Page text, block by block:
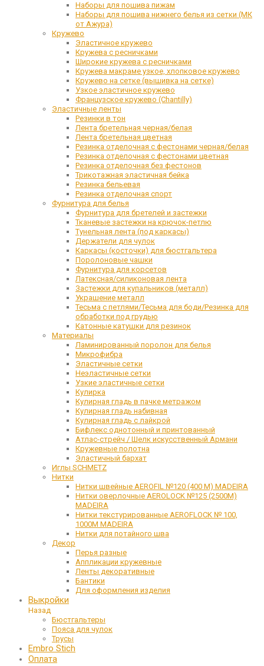
Наборы для пошива пижам
Наборы для пошива нижнего белья из сетки (МК
от Ажура)
Кружево
Эластичное кружево
Кружева с ресничками
Широкие кружева с ресничками
Кружева макраме узкое, хлопковое кружево
Кружево на сетке (вышивка на сетке)
Узкое эластичное кружево
Французское кружево (Chantilly)
Эластичные ленты
Резинки в тон
Лента бретельная черная/белая
Лента бретельная цветная
Резинка отделочная с фестонами черная/белая
Резинка отделочная с фестонами цветная
Резинка отделочная без фестонов
Трикотажная эластичная бейка
Резинка бельевая
Резинка отделочная спорт
Фурнитура для белья
Фурнитура для бретелей и застежки
Тканевые застежки на крючок-петлю
Тунельная лента (под каркасы)
Держатели для чулок
Каркасы (косточки) для бюстгальтера
Поролоновые чашки
Фурнитура для корсетов
Латексная/силиконовая лента
Застежки для купальников (металл)
Украшение металл
Тесьма с петлями/Тесьма для боди/Резинка для
обработки под грудью
Катонные катушки для резинок
Материалы
Ламинированный поролон для белья
Микрофибра
Эластичные сетки
Неэластичные сетки
Узкие эластичные сетки
Кулирка
Кулирная гладь в пачке метражом
Кулирная гладь набивная
Кулирная гладь с лайкрой
Бифлекс однотонный и принтованный
Атлас-стрейч / Шелк искусственный Армани
Кружевные полотна
Эластичный бархат
Иглы SCHMETZ
Нитки
Нитки швейные AEROFIL №120 (400 М) MADEIRA
Нитки оверлочные AEROLOCK №125 (2500М)
MADEIRA
Нитки текстурированные AEROFLOCK № 100,
1000М MADEIRA
Нитки для потайного шва
Декор
Перья разные
Аппликации кружевные
Ленты декоративные
Бантики
Для оформления изделия
Выкройки
Назад
Бюстгальтеры
Пояса для чулок
Трусы
Embro Stich
Оплата